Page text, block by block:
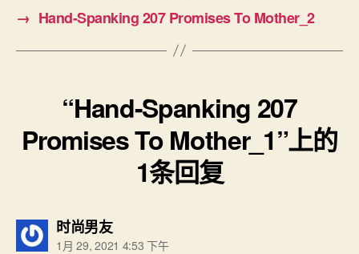
→ Hand-Spanking 207 Promises To Mother_2
“Hand-Spanking 207
Promises To Mother_1”上的
1条回复
时尚男友说：
1月 29, 2021 4:53 下午